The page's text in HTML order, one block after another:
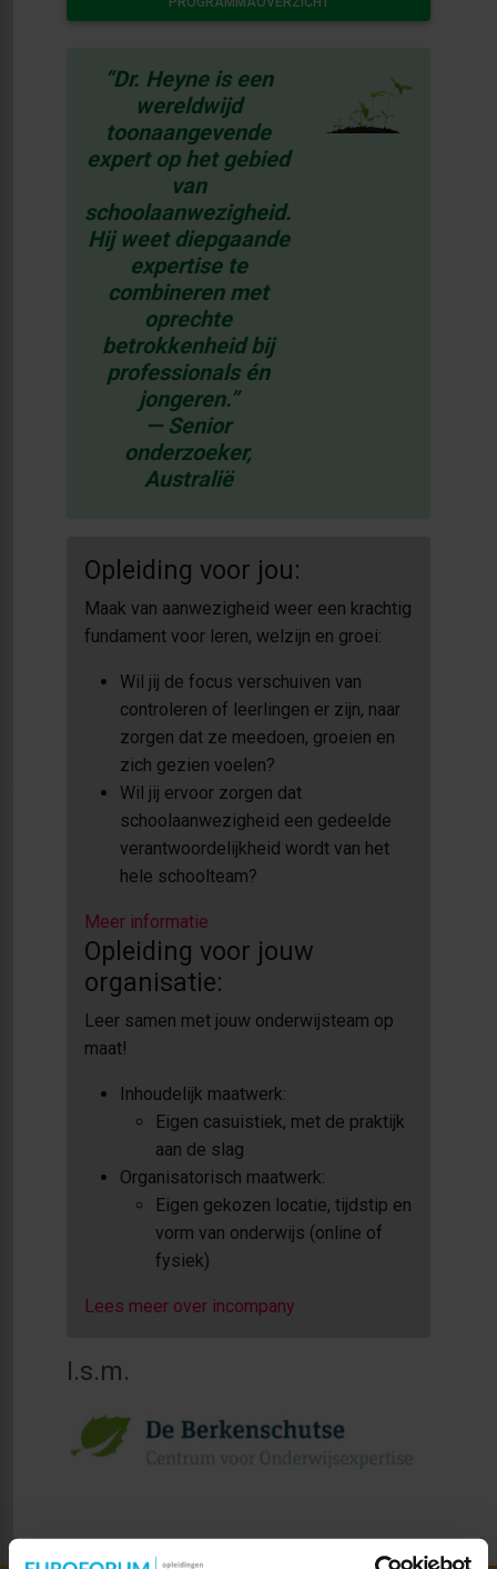
“Dr. Heyne is een
wereldwijd
toonaangevende
expert op het gebied
van
schoolaanwezigheid.
Hij weet diepgaande
expertise te
combineren met
oprechte
betrokkenheid bij
professionals én
jongeren.”
— Senior
onderzoeker,
Australië
Opleiding voor jou:
Maak van aanwezigheid weer een krachtig
fundament voor leren, welzijn en groei:
Wil jij de focus verschuiven van
controleren of leerlingen er zijn, naar
zorgen dat ze meedoen, groeien en
zich gezien voelen?
Wil jij ervoor zorgen dat
schoolaanwezigheid een gedeelde
verantwoordelijkheid wordt van het
hele schoolteam?
Meer informatie
Opleiding voor jouw
organisatie:
Leer samen met jouw onderwijsteam op
maat!
Inhoudelijk maatwerk:
Eigen casuistiek, met de praktijk
aan de slag
Organisatorisch maatwerk:
Eigen gekozen locatie, tijdstip en
vorm van onderwijs (online of
fysiek)
Lees meer over incompany
I.s.m.